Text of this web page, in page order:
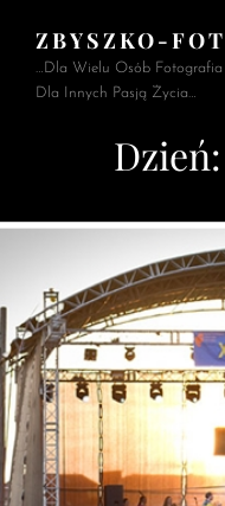
ZBYSZKO-
…Dla Wielu Osób Fotografia
Dla Innych Pasją Życia…
Dzień: